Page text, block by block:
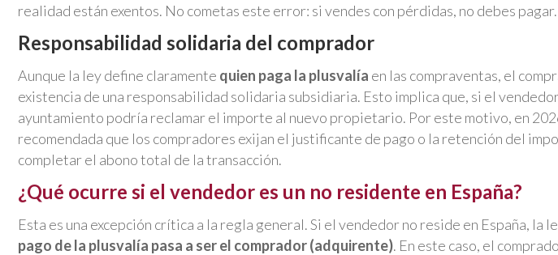
realidad están exentos. No cometas este error: si vendes con pérdidas, no debes pagar.
Responsabilidad solidaria del comprador
Aunque la ley define claramente quien paga la plusvalía en las compraventas, el
existencia de una responsabilidad solidaria subsidiaria. Esto implica que, si el
ayuntamiento podría reclamar el importe al nuevo propietario. Por este motivo, en
recomendada que los compradores exijan el justificante de pago o la retención del
completar el abono total de la transacción.
¿Qué ocurre si el vendedor es un no residente en España?
Esta es una excepción crítica a la regla general. Si el vendedor no reside en España, la
pago de la plusvalía pasa a ser el comprador (adquirente). En este caso, el